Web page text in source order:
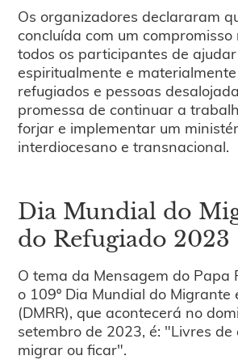
Os organizadores declararam
concluída com um
todos os participantes de ajudar
espiritualmente e
refugiados e pessoas
promessa de continuar a
forjar e implementar um
interdiocesano e transnacional.
Dia Mundial do
do Refugiado 2023
O tema da Mensagem do Papa
o 109º Dia Mundial do Migrante
(DMRR), que acontecerá no
setembro de 2023, é: "Livres de
migrar ou ficar".